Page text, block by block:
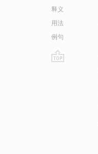
释义
用法
例句